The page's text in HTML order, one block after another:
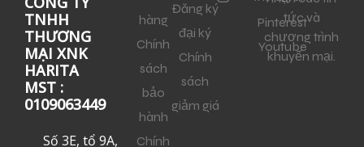
TNHH
THƯƠNG
MẠI XNK
HARITA
MST :
0109063449
Số 3E, tổ 9A,
hàng
Chính
sách
bảo
hành
Chính
Đăng ký
đại ký
Chính
sách
giảm giá
Pinterest
Youtube
tức và
chương trình
khuyến mại.